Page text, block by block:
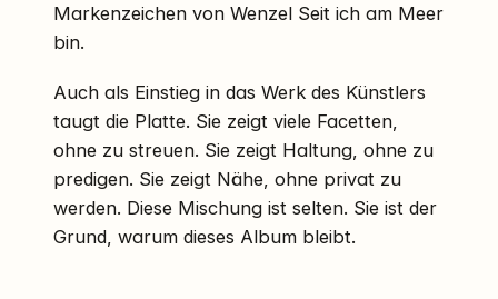
Markenzeichen von Wenzel Seit ich am Meer
bin.
Auch als Einstieg in das Werk des Künstlers
taugt die Platte. Sie zeigt viele Facetten,
ohne zu streuen. Sie zeigt Haltung, ohne zu
predigen. Sie zeigt Nähe, ohne privat zu
werden. Diese Mischung ist selten. Sie ist der
Grund, warum dieses Album bleibt.